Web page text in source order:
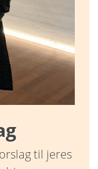
til jeres